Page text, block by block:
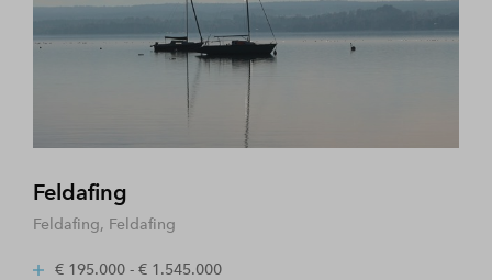
Feldafing
Feldafing, Feldafing
€ 195.000 - € 1.545.000